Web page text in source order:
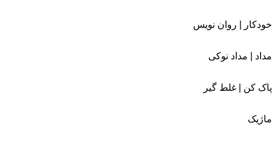
خودکار | روان نویس
مداد | مداد نوکی
پاک کن | غلط گیر
ماژیک